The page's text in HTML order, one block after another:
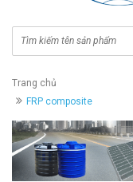
Trang chủ
FRP composite